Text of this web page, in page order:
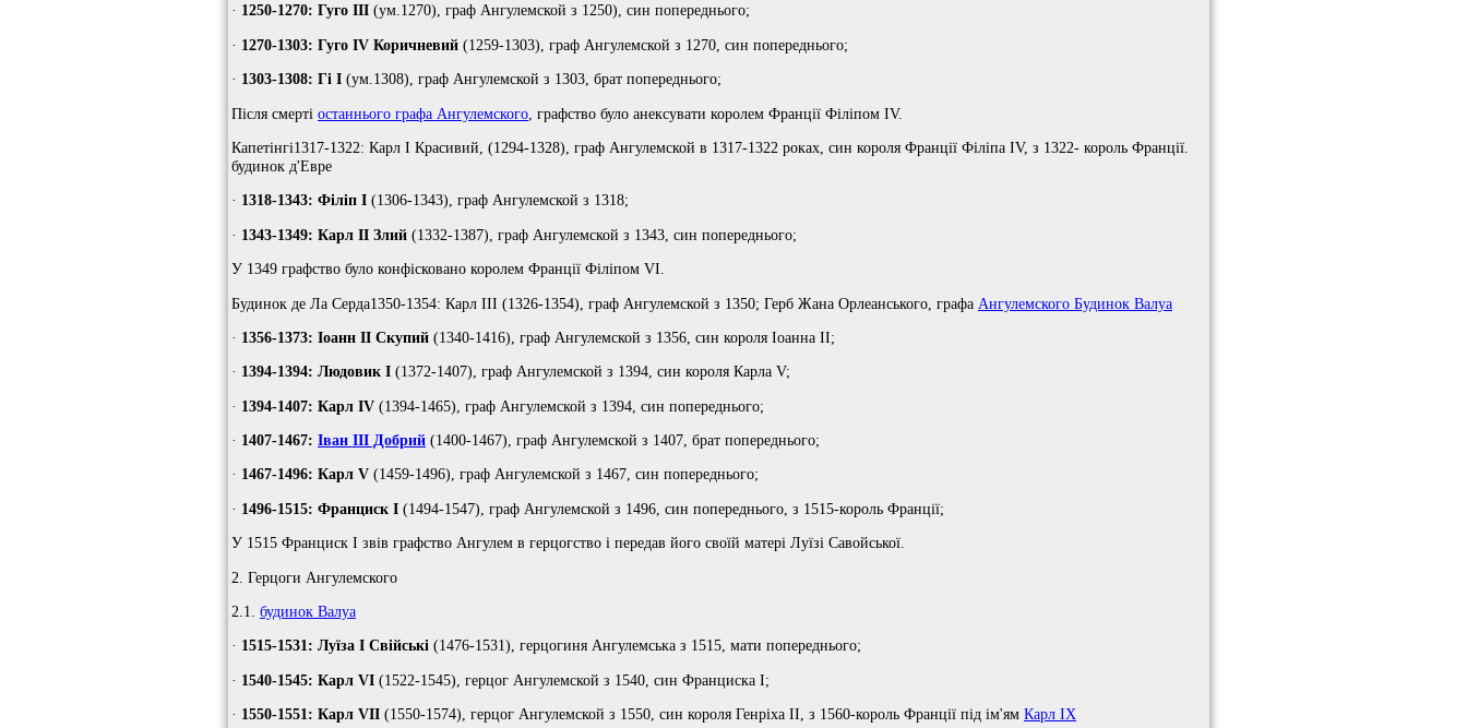
· 1250-1270: Гуго III (ум.1270), граф Ангулемской з 1250), син попереднього;
· 1270-1303: Гуго IV Коричневий (1259-1303), граф Ангулемской з 1270, син попереднього;
· 1303-1308: Гі I (ум.1308), граф Ангулемской з 1303, брат попереднього;
Після смерті останнього графа Ангулемского , графство було анексувати королем Франції Філіпом IV.
Капетінгі1317-1322: Карл I Красивий, (1294-1328), граф Ангулемской в ​​1317-1322 роках, син короля Франції Філіпа IV, з 1322- король Франції.
будинок д'Евре
· 1318-1343: Філіп I (1306-1343), граф Ангулемской з 1318;
· 1343-1349: Карл II Злий (1332-1387), граф Ангулемской з 1343, син попереднього;
У 1349 графство було конфісковано королем Франції Філіпом VI.
Будинок де Ла Серда1350-1354: Карл III (1326-1354), граф Ангулемской з 1350; Герб Жана Орлеанського, графа Ангулемского Будинок Валуа
· 1356-1373: Іоанн II Скупий (1340-1416), граф Ангулемской з 1356, син короля Іоанна II;
· 1394-1394: Людовик I (1372-1407), граф Ангулемской з 1394, син короля Карла V;
· 1394-1407: Карл IV (1394-1465), граф Ангулемской з 1394, син попереднього;
· 1407-1467: Іван III Добрий (1400-1467), граф Ангулемской з 1407, брат попереднього;
· 1467-1496: Карл V (1459-1496), граф Ангулемской з 1467, син попереднього;
· 1496-1515: Франциск I (1494-1547), граф Ангулемской з 1496, син попереднього, з 1515-король Франції;
У 1515 Франциск I звів графство Ангулем в герцогство і передав його своїй матері Луїзі Савойської.
2. Герцоги Ангулемского
2.1. будинок Валуа
· 1515-1531: Луїза I Свійські (1476-1531), герцогиня Ангулемська з 1515, мати попереднього;
· 1540-1545: Карл VI (1522-1545), герцог Ангулемской з 1540, син Франциска I;
· 1550-1551: Карл VII (1550-1574), герцог Ангулемской з 1550, син короля Генріха II, з 1560-король Франції під ім'ям Карл IX